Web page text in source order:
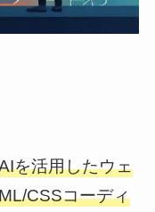
を活用したウェ
CSSコーディ